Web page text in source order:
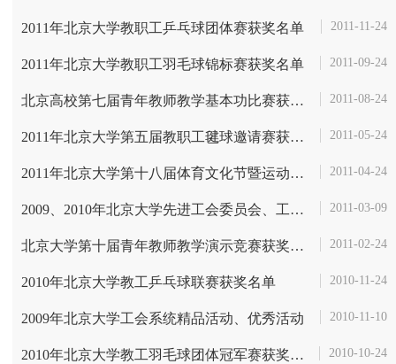
2011年北京大学教职工乒乓球团体赛获奖名单 2011-11-24
2011年北京大学教职工羽毛球锦标赛获奖名单 2011-09-24
北京高校第七届青年教师教学基本功比赛获奖名单 2011-08-24
2011年北京大学第五届教职工毽球邀请赛获奖名单 2011-05-24
2011年北京大学第十八届体育文化节暨运动会获奖名单 2011-04-24
2009、2010年北京大学先进工会委员会、工会工作先进集体和先进教职工社... 2011-03-09
北京大学第十届青年教师教学演示竞赛获奖名单 2011-02-24
2010年北京大学教工乒乓球联赛获奖名单 2010-11-24
2009年北京大学工会系统精品活动、优秀活动 2010-11-10
2010年北京大学教工羽毛球团体冠军赛获奖名单 2010-10-24